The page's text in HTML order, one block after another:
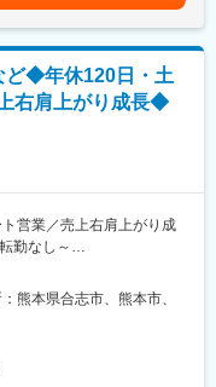
す。
し、この10年で売上を
。
が活躍中。地域に根差し
略を展開しています。
者は月額5,000円（家賃5
円（家賃8万円まで）
位等によるポイント上乗
程度
80%
ト食品のパウチ、洗剤や
生活に密接に関わる製品
外の大手企業との安定し
らの引き合いも増加中
のシェア拡大を目指し、
ど◆年休120日・土
右肩上がり成長◆
営業／売上右肩上がり成
勤なし～
、暮らしに欠かせない分
た知識や現場感を活かせ
ト営業です。
熊本県合志市、熊本市、